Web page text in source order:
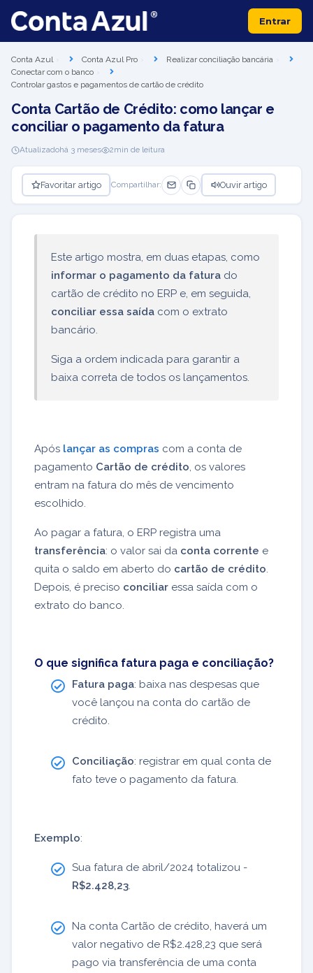
Entrar
Conta Azul Conta Azul Pro
Realizar conciliação bancária
Conectar com o banco
Controlar gastos e pagamentos de cartão de crédito
Conta Cartão de Crédito: como lançar e
conciliar o pagamento da fatura
Atualizadohá 3 meses 2min de leitura
Favoritar artigo Compartilhar: Ouvir artigo
Este artigo mostra, em duas etapas, como
informar o pagamento da fatura do
cartão de crédito no ERP e, em seguida,
conciliar essa saída com o extrato
bancário.
Siga a ordem indicada para garantir a
baixa correta de todos os lançamentos.
Após lançar as compras com a conta de
pagamento Cartão de crédito , os valores
entram na fatura do mês de vencimento
escolhido.
Ao pagar a fatura, o ERP registra uma
transferência: o valor sai da conta corrente e
quita o saldo em aberto do cartão de crédito
Depois, é preciso conciliar essa saída com o
extrato do banco.
O que significa fatura paga e conciliação?
Fatura paga: baixa nas despesas que
você lançou na conta do cartão de
crédito.
Conciliação: registrar em qual conta de
fato teve o pagamento da fatura.
Exemplo:
Sua fatura de abril/2024 totalizou -
R$2.428,23
Na conta Cartão de crédito, haverá um
valor negativo de R$2.428,23 que será
pago via transferência de uma conta